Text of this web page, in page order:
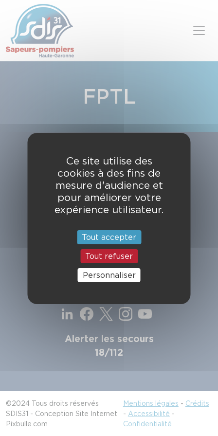
FPTL
49, chemin de l'Armurié
C.S. 80123
31772 COLOMIERS CEDEX
Contactez-nous
Alerter les secours
18/112
©2024 Tous droits réservés
SDIS31 - Conception Site Internet
Pixbulle.com
Mentions légales - Crédits
- Accessibilité -
Confidentialité
Panneau de gestion des cookies
Ce site utilise des
cookies à des fins de
mesure d'audience et
pour améliorer votre
expérience utilisateur.
Tout accepter
Tout refuser
Personnaliser